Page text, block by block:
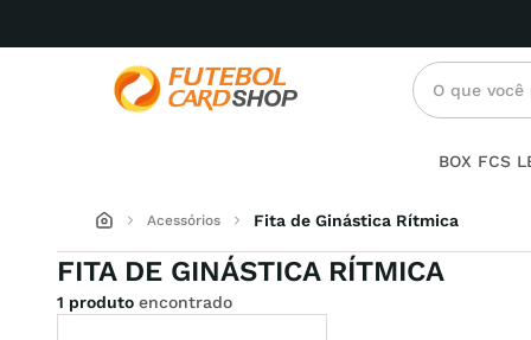
O que você
BOX FCS
Acessórios Fita de Ginástica Rítmica
FITA DE GINÁSTICA RÍTMICA
1 produto encontrado
Termos
1